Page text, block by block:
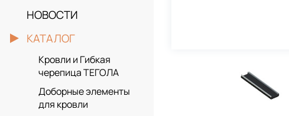
НОВОСТИ
КАТАЛОГ
Кровли и Гибкая
черепица ТЕГОЛА
Доборные элементы
для кровли